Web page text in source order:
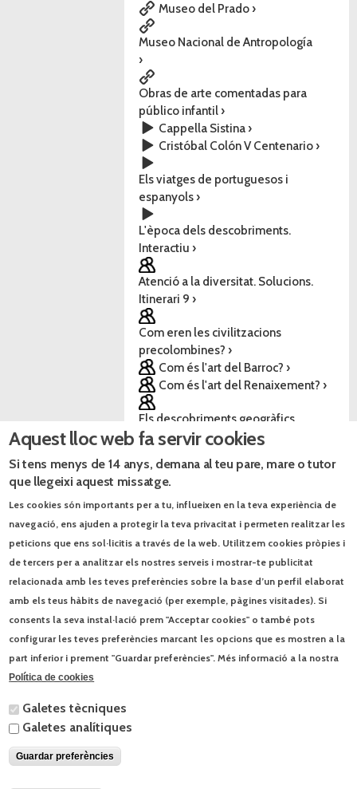
Museo del Prado ›
Museo Nacional de Antropología
›
Obras de arte comentadas para
público infantil ›
Cappella Sistina ›
Cristóbal Colón V Centenario ›
Els viatges de portuguesos i
espanyols ›
L'època dels descobriments.
Interactiu ›
Atenció a la diversitat. Solucions.
Itinerari 9 ›
Com eren les civilitzacions
precolombines? ›
Com és l'art del Barroc? ›
Com és l'art del Renaixement? ›
Els descobriments geogràfics.
Cert o fals? ›
Fitxa Repassa. Itinerari 9 ›
L'època dels descobriments ›
La primera volta al món ›
Les cultures precolombines ›
Noves maneres de pensar ›
Programació (word) ›
Llibres relacionats
Itineraris. Coneixement del medi natural, social i cultural 5
Itineraris. Medi social 5
Aquest lloc web fa servir cookies
Si tens menys de 14 anys, demana al teu pare, mare o tutor
que llegeixi aquest missatge.
Les cookies són importants per a tu, influeixen en la teva experiència de
navegació, ens ajuden a protegir la teva privacitat i permeten realitzar les
peticions que ens sol·licitis a través de la web. Utilitzem cookies pròpies i
de tercers per a analitzar els nostres serveis i mostrar-te publicitat
relacionada amb les teves preferències sobre la base d’un perfil elaborat
amb els teus hàbits de navegació (per exemple, pàgines visitades). Si
consents la seva instal·lació prem "Acceptar cookies" o també pots
configurar les teves preferències marcant les opcions que es mostren a la
part inferior i prement "Guardar preferències". Més informació a la nostra
Política de cookies
Galetes tècniques
Galetes analítiques
Guardar preferències